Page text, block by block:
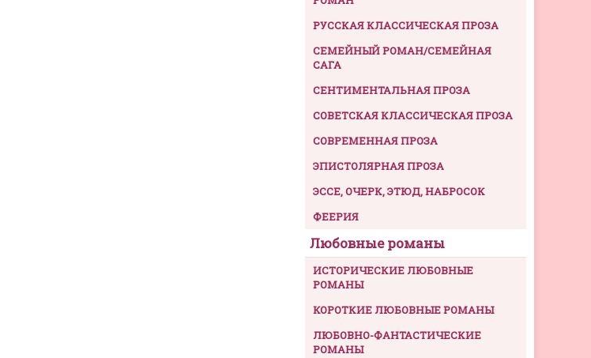
РУССКАЯ КЛАССИЧЕСКАЯ ПРОЗА
СЕМЕЙНЫЙ РОМАН/СЕМЕЙНАЯ
САГА
СЕНТИМЕНТАЛЬНАЯ ПРОЗА
СОВЕТСКАЯ КЛАССИЧЕСКАЯ ПРОЗА
СОВРЕМЕННАЯ ПРОЗА
ЭПИСТОЛЯРНАЯ ПРОЗА
ЭССЕ, ОЧЕРК, ЭТЮД, НАБРОСОК
ФЕЕРИЯ
Любовные романы
ИСТОРИЧЕСКИЕ ЛЮБОВНЫЕ
РОМАНЫ
КОРОТКИЕ ЛЮБОВНЫЕ РОМАНЫ
ЛЮБОВНО-ФАНТАСТИЧЕСКИЕ
РОМАНЫ